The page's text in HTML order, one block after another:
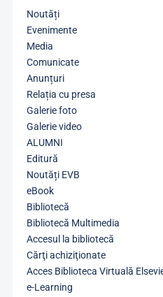
Noutăți
Evenimente
Media
Comunicate
Anunțuri
Relația cu presa
Galerie foto
Galerie video
ALUMNI
Editură
Noutăți EVB
eBook
Bibliotecă
Bibliotecă Multimedia
Accesul la bibliotecă
Cărţi achiziţionate
Acces Biblioteca Virtuală
e-Learning